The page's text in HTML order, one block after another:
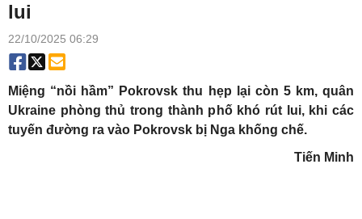
lui
22/10/2025 06:29
Miệng “nồi hầm” Pokrovsk thu hẹp lại còn 5 km, quân
Ukraine phòng thủ trong thành phố khó rút lui, khi các
tuyến đường ra vào Pokrovsk bị Nga khống chế.
Tiến Minh